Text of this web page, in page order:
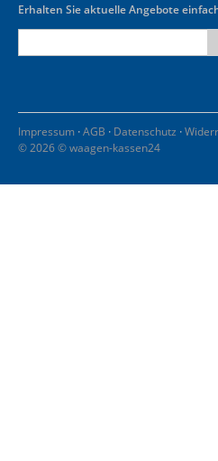
Erhalten Sie aktuelle Angebote
Impressum ·AGB · Datenschutz ·
© 2026 © waagen-kassen24